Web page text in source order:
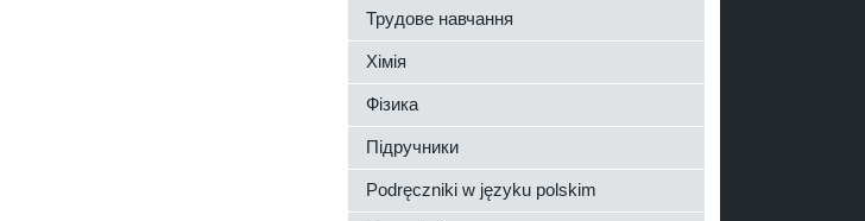
Трудове навчання
Хімія
Фізика
Підручники
Podręczniki w języku polskim